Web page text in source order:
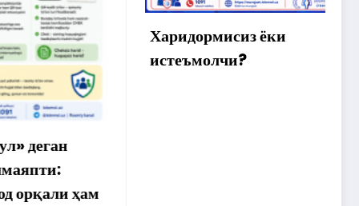
ҳам
Харидормисиз ёки
истеъмолчи?